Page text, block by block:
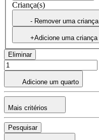
Criança(s)
- Remover uma criança
+Adicione uma criança
Eliminar
Adicione um quarto
Mais critérios
Pesquisar